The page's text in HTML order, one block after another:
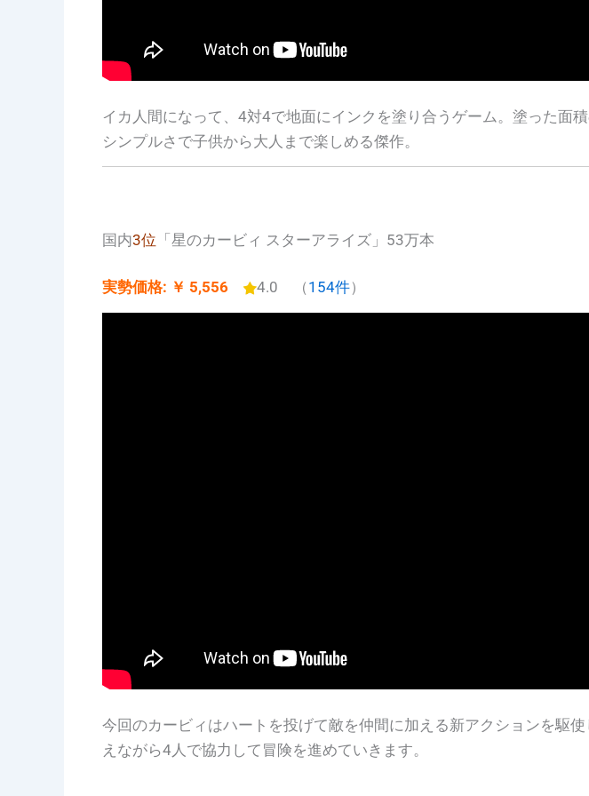
イカ人間になって、4対4で地面にインクを塗り合うゲーム。塗った面
シンプルさで子供から大人まで楽しめる傑作。
国内3位 「星のカービィ スターアライズ」53万本
実勢価格: ￥ 5,556 4.0 （ 154件）
今回のカービィはハートを投げて敵を仲間に加える新アクションを駆
えながら4人で協力して冒険を進めていきます。